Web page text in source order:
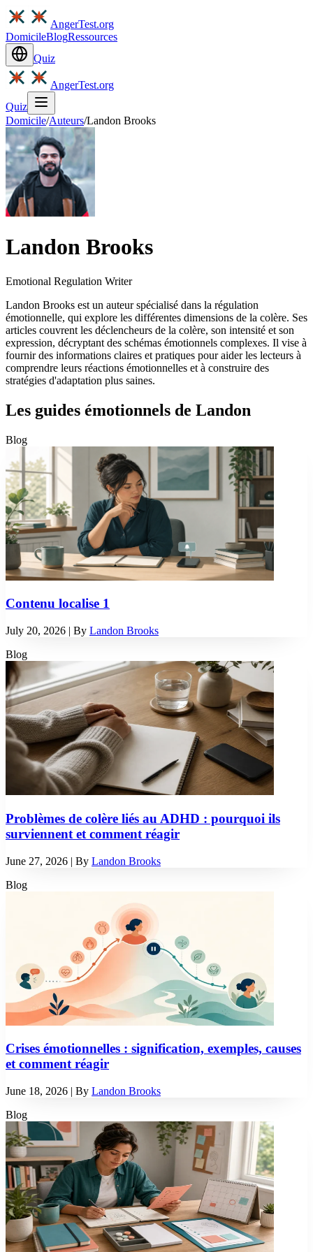
AngerTest.org
DomicileBlogRessources
Quiz
AngerTest.org
Quiz
Domicile/Auteurs/Landon Brooks
Landon Brooks
Emotional Regulation Writer
Landon Brooks est un auteur spécialisé dans la régulation
émotionnelle, qui explore les différentes dimensions de la colère. Ses
articles couvrent les déclencheurs de la colère, son intensité et son
expression, décryptant des schémas émotionnels complexes. Il vise à
fournir des informations claires et pratiques pour aider les lecteurs à
comprendre leurs réactions émotionnelles et à construire des
stratégies d'adaptation plus saines.
Les guides émotionnels de Landon
Blog
Contenu localise 1
July 20, 2026 | By Landon Brooks
Blog
Problèmes de colère liés au ADHD : pourquoi ils
surviennent et comment réagir
June 27, 2026 | By Landon Brooks
Blog
Crises émotionnelles : signification, exemples, causes
et comment réagir
June 18, 2026 | By Landon Brooks
Blog